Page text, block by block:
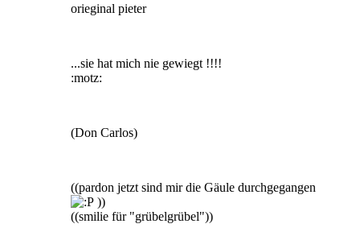
orieginal pieter
...sie hat mich nie gewiegt !!!!
:motz:
(Don Carlos)
((pardon jetzt sind mir die Gäule durchgegangen
))
((smilie für "grübelgrübel"))